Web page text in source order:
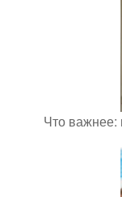
Что важнее: